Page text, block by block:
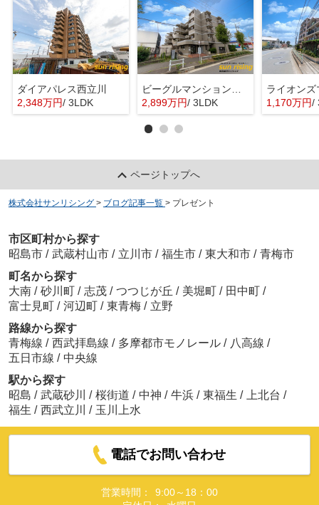
ダイアパレス西立川
2,348万円/ 3LDK
ビーグルマンション東大和
2,899万円/ 3LDK 1,170万円/
ページトップへ
株式会社サンリシング > ブログ記事一覧 > プレゼント
市区町村から探す
昭島市 / 武蔵村山市 / 立川市 / 福生市 / 東大和市 / 青梅市
町名から探す
大南 / 砂川町 / 志茂 / つつじが丘 / 美堀町 / 田中町 /
富士見町 / 河辺町 / 東青梅 / 立野
路線から探す
青梅線 / 西武拝島線 / 多摩都市モノレール / 八高線 /
五日市線 / 中央線
駅から探す
昭島 / 武蔵砂川 / 桜街道 / 中神 / 牛浜 / 東福生 / 上北台 /
福生 / 西武立川 / 玉川上水
電話でお問い合わせ
営業時間：
9:00～18：00